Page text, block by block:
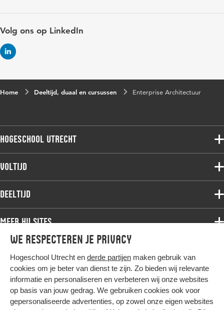
We respecteren je privacy
Hogeschool Utrecht en derde partijen maken gebruik van
cookies om je beter van dienst te zijn. Zo bieden wij relevante
informatie en personaliseren en verbeteren wij onze websites
op basis van jouw gedrag. We gebruiken cookies ook voor
gepersonaliseerde advertenties, op zowel onze eigen websites
Volg ons op LinkedIn
Home Deeltijd, duaal en cursussen Enterprise Architectuur
Hogeschool Utrecht
Voltijdopleidingen
Onderzoek
Werken bij de HU
Contact
Voltijd
Associate degree
Master
Studiekeuze voltijd
Deeltijd
Associate degree
Bachelor
Master
Post-master
Studiekeuze deeltijd
Meer HU sites
HU International
HU Bibliotheek
HU Ontwikkelt
Duurzame HU
Hier komt alles samen